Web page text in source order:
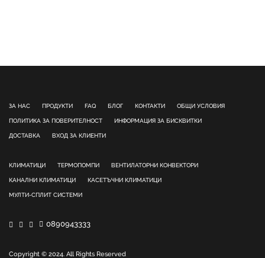
ЗА НАС ПРОДУКТИ FAQ БЛОГ КОНТАКТИ ОБЩИ УСЛОВИЯ
ПОЛИТИКА ЗА ПОВЕРИТЕЛНОСТ ИНФОРМАЦИЯ ЗА БИСКВИТКИ
ДОСТАВКА ВХОД ЗА КЛИЕНТИ
КЛИМАТИЦИ ТЕРМОПОМПИ ВЕНТИЛАТОРНИ КОНВЕКТОРИ
КАНАЛНИ КЛИМАТИЦИ КАСЕТЪЧНИ КЛИМАТИЦИ
МУЛТИ-СПЛИТ СИСТЕМИ
0890943333
Copyright © 2024. All Rights Reserved